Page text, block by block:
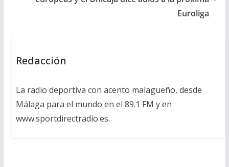
Euroliga
Redacción
La radio deportiva con acento malagueño, desde
Málaga para el mundo en el 89.1 FM y en
www.sportdirectradio.es.